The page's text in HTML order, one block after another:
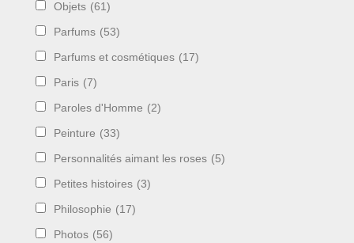
Objets (61)
Parfums (53)
Parfums et cosmétiques (17)
Paris (7)
Paroles d'Homme (2)
Peinture (33)
Personnalités aimant les roses (5)
Petites histoires (3)
Philosophie (17)
Photos (56)